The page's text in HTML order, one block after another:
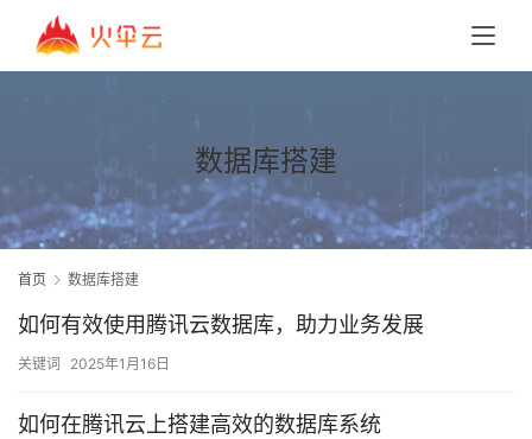
数据库搭建
首页 数据库搭建
如何有效使用腾讯云数据库，助力业务发展
关键词 2025年1月16日
如何在腾讯云上搭建高效的数据库系统